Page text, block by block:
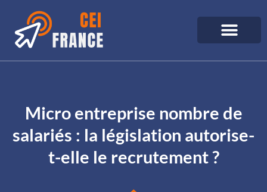
Micro entreprise nombre de
salariés : la législation autorise-
t-elle le recrutement ?